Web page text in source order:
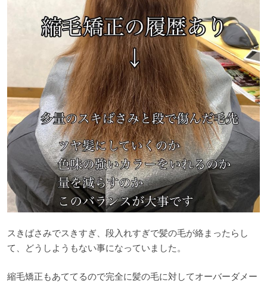
スきばさみでスきすぎ、段入れすぎで髪の毛が絡まったらし
て、どうしようもない事になっていました。
縮毛矯正もあててるので完全に髪の毛に対してオーバーダメー